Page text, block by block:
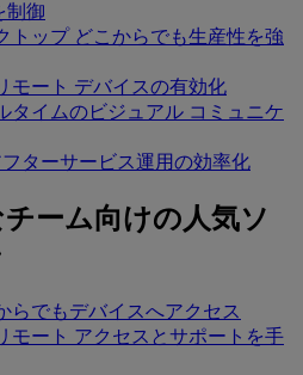
制御
トップ どこからでも生産性を強
モート デバイスの有効化
タイムのビジュアル コミュニケ
フターサービス運用の効率化
ーム向けの人気ソ
らでもデバイスへアクセス
モート アクセスとサポートを手